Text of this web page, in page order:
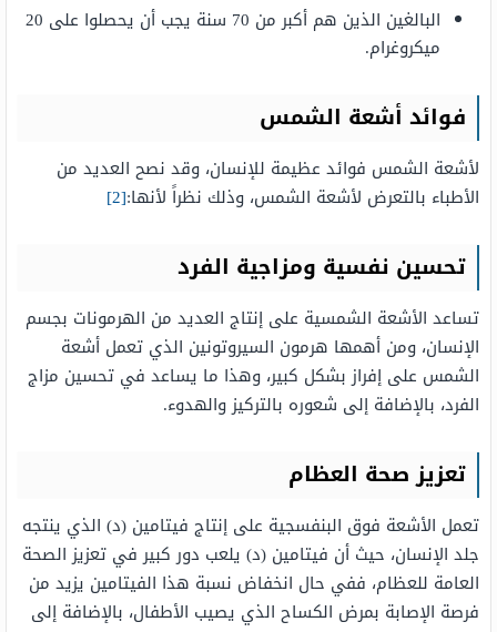
البالغين الذين هم أكبر من 70 سنة يجب أن يحصلوا على 20
ميكروغرام.
فوائد أشعة الشمس
لأشعة الشمس فوائد عظيمة للإنسان، وقد نصح العديد من
الأطباء بالتعرض لأشعة الشمس، وذلك نظراً لأنها:[2]
تحسين نفسية ومزاجية الفرد
تساعد الأشعة الشمسية على إنتاج العديد من الهرمونات بجسم
الإنسان، ومن أهمها هرمون السيروتونين الذي تعمل أشعة
الشمس على إفراز بشكل كبير، وهذا ما يساعد في تحسين مزاج
الفرد، بالإضافة إلى شعوره بالتركيز والهدوء.
تعزيز صحة العظام
تعمل الأشعة فوق البنفسجية على إنتاج فيتامين (د) الذي ينتجه
جلد الإنسان، حيث أن فيتامين (د) يلعب دور كبير في تعزيز الصحة
العامة للعظام، ففي حال انخفاض نسبة هذا الفيتامين يزيد من
فرصة الإصابة بمرض الكساح الذي يصيب الأطفال، بالإضافة إلى